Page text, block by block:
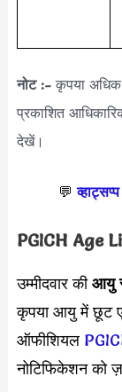
नोट :-कृपया अधिक
प्रकाशित
देखें।
💬
PGICH Age
उम्मीदवार कीआयु
कृपया आयु में छूट
ऑफीशियल
नोटिफिकेशन को